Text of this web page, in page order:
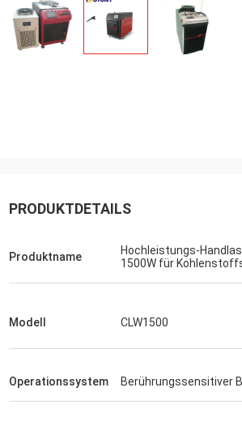
PRODUKTDETAILS
Produktname
Hochleistungs-
1500W für
Modell CLW1500
Operationssystem Berührungssensitiver